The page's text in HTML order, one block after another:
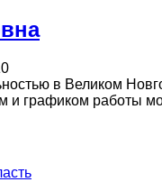
в Великом
и графиком работы